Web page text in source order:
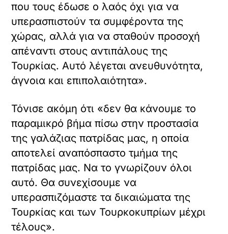
που τους έδωσε ο λαός όχι για να
υπερασπιστούν τα συμφέροντα της
χώρας, αλλά για να σταθούν προσοχή
απέναντι στους αντιπάλους της
Τουρκίας. Αυτό λέγεται ανευθυνότητα,
άγνοια και επιπολαιότητα».
Τόνισε ακόμη ότι «δεν θα κάνουμε το
παραμικρό βήμα πίσω στην προστασία
της γαλάζιας πατρίδας μας, η οποία
αποτελεί αναπόσπαστο τμήμα της
πατρίδας μας. Να το γνωρίζουν όλοι
αυτό. Θα συνεχίσουμε να
υπερασπιζόμαστε τα δικαιώματα της
Τουρκίας και των Τουρκοκυπρίων μέχρι
τέλους».